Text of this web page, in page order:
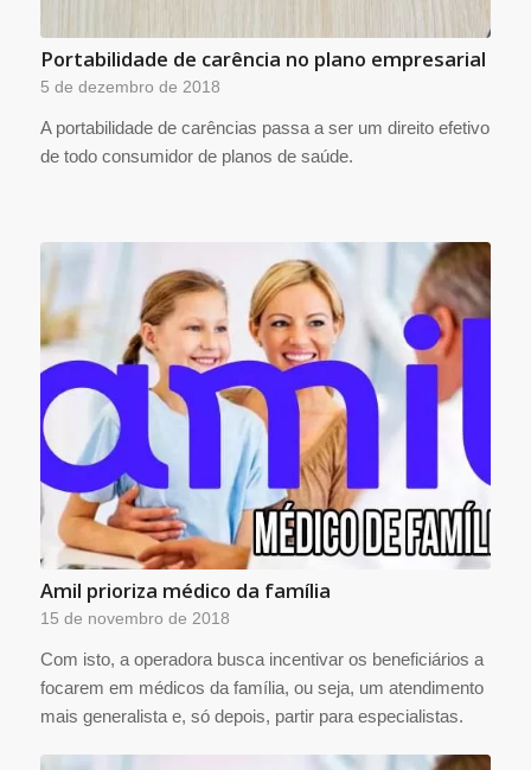
Portabilidade de carência no plano empresarial
5 de dezembro de 2018
A portabilidade de carências passa a ser um direito efetivo
de todo consumidor de planos de saúde.
Amil prioriza médico da família
15 de novembro de 2018
Com isto, a operadora busca incentivar os beneficiários a
focarem em médicos da família, ou seja, um atendimento
mais generalista e, só depois, partir para especialistas.